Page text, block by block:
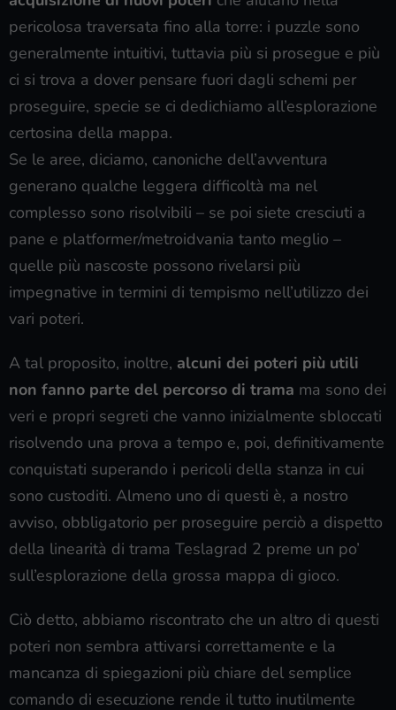
pericolosa traversata fino alla torre: i puzzle sono
generalmente intuitivi, tuttavia più si prosegue e più
ci si trova a dover pensare fuori dagli schemi per
proseguire, specie se ci dedichiamo all’esplorazione
certosina della mappa.
Se le aree, diciamo, canoniche dell’avventura
generano qualche leggera difficoltà ma nel
complesso sono risolvibili – se poi siete cresciuti a
pane e platformer/metroidvania tanto meglio –
quelle più nascoste possono rivelarsi più
impegnative in termini di tempismo nell’utilizzo dei
vari poteri.
A tal proposito, inoltre, alcuni dei poteri più utili
non fanno parte del percorso di trama ma sono dei
veri e propri segreti che vanno inizialmente sbloccati
risolvendo una prova a tempo e, poi, definitivamente
conquistati superando i pericoli della stanza in cui
sono custoditi. Almeno uno di questi è, a nostro
avviso, obbligatorio per proseguire perciò a dispetto
della linearità di trama Teslagrad 2 preme un po’
sull’esplorazione della grossa mappa di gioco.
Ciò detto, abbiamo riscontrato che un altro di questi
poteri non sembra attivarsi correttamente e la
mancanza di spiegazioni più chiare del semplice
comando di esecuzione rende il tutto inutilmente